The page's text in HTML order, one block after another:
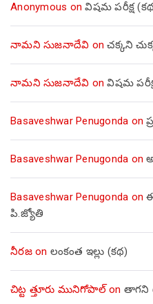
Anonymous onవిషమ పరీక్ష
నామని సుజనాదేవి onచక్కని
నామని సుజనాదేవి onవిషమ
Basaveshwar Penugonda on
Basaveshwar Penugonda on
Basaveshwar Penugonda on
పి.జ్యోతి
నీరజon లంకంత ఇల్లు (కథ)
చిట్ట త్తూరు మునిగోపాల్ on తాగని